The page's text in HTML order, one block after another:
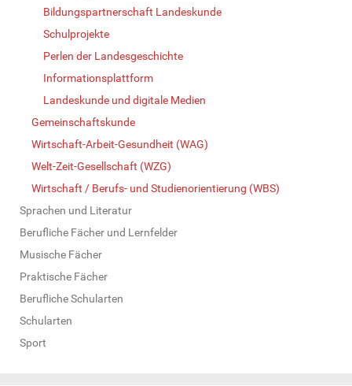
Bildungspartnerschaft Landeskunde
Schulprojekte
Perlen der Landesgeschichte
Informationsplattform
Landeskunde und digitale Medien
Gemeinschaftskunde
Wirtschaft-Arbeit-Gesundheit (WAG)
Welt-Zeit-Gesellschaft (WZG)
Wirtschaft / Berufs- und Studienorientierung (WBS)
Sprachen und Literatur
Berufliche Fächer und Lernfelder
Musische Fächer
Praktische Fächer
Berufliche Schularten
Schularten
Sport